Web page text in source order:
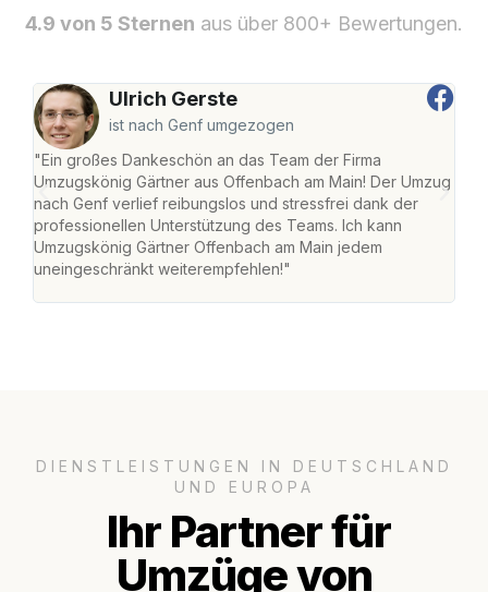
4.9 von 5 Sternen aus über 800+ Bewertungen.
Ulrich Gerste
ist nach Genf umgezogen
"Ein großes Dankeschön an das Team der Firma
Umzugskönig Gärtner aus Offenbach am Main! Der Umzug
nach Genf verlief reibungslos und stressfrei dank der
professionellen Unterstützung des Teams. Ich kann
Umzugskönig Gärtner Offenbach am Main jedem
uneingeschränkt weiterempfehlen!"
DIENSTLEISTUNGEN IN DEUTSCHLAND
UND EUROPA
Ihr Partner für
Umzüge von